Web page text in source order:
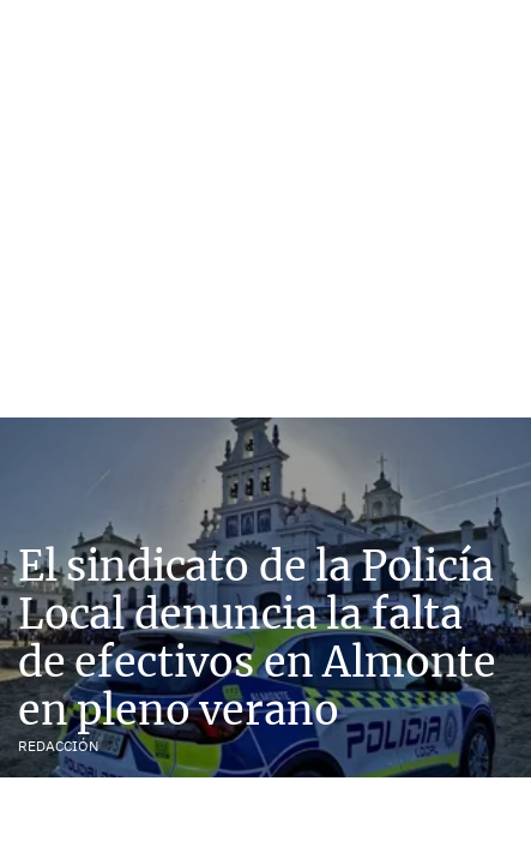
El sindicato de la Policía
Local denuncia la falta
de efectivos en Almonte
en pleno verano
REDACCIÓN